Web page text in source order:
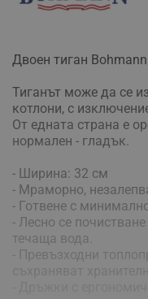
Двоен тиган
Тиганът може да се
котлони, с
От едната страна е
нормален - гладък.
- Ширина: 32 см
- Мраморно,
- Готвене с
- Лесно се
течаща вода.
- Превъзходни